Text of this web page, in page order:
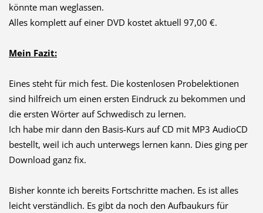
könnte man weglassen.
Alles komplett auf einer DVD kostet aktuell 97,00 €.
Mein Fazit:
Eines steht für mich fest. Die kostenlosen Probelektionen
sind hilfreich um einen ersten Eindruck zu bekommen und
die ersten Wörter auf Schwedisch zu lernen.
Ich habe mir dann den Basis-Kurs auf CD mit MP3 AudioCD
bestellt, weil ich auch unterwegs lernen kann. Dies ging per
Download ganz fix.
Bisher konnte ich bereits Fortschritte machen. Es ist alles
leicht verständlich. Es gibt da noch den Aufbaukurs für